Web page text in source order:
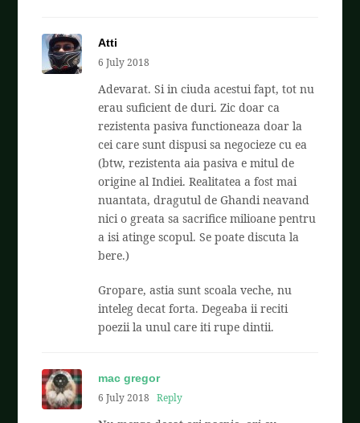
Atti
6 July 2018
Adevarat. Si in ciuda acestui fapt, tot nu
erau suficient de duri. Zic doar ca
rezistenta pasiva functioneaza doar la
cei care sunt dispusi sa negocieze cu ea
(btw, rezistenta aia pasiva e mitul de
origine al Indiei. Realitatea a fost mai
nuantata, dragutul de Ghandi neavand
nici o greata sa sacrifice milioane pentru
a isi atinge scopul. Se poate discuta la
bere.)
Gropare, astia sunt scoala veche, nu
inteleg decat forta. Degeaba ii reciti
poezii la unul care iti rupe dintii.
mac gregor
6 July 2018
Reply